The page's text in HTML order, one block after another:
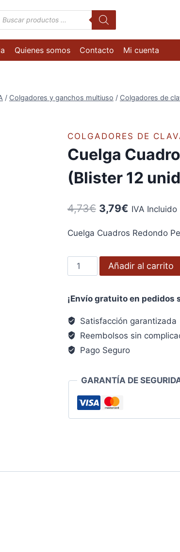
Quienes somos Contacto Mi cuenta
/ Colgadores y ganchos multiuso / Colgadores de
COLGADORES DE
Cuelga
(Blister 12
4,73€ El
original
era:
4,73€.
3,79€El
actual
es:
3,79€.
IVA Incluido
Cuelga Cuadros Redondo
Cuelga
Cuadros
Pequeño
(Blister
12
unidades)
Clavar
Añadir al carrito
¡Envío gratuito en pedidos
Satisfacción garantizada
Reembolsos sin
Pago Seguro
GARANTÍA DE